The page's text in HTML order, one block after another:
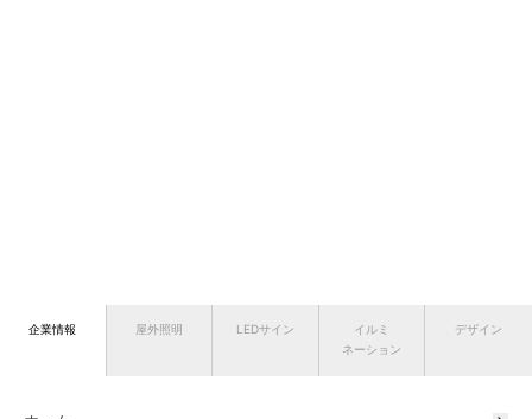
企業情報 屋外照明 LEDサイン
イルミ
ネーション
デザイン